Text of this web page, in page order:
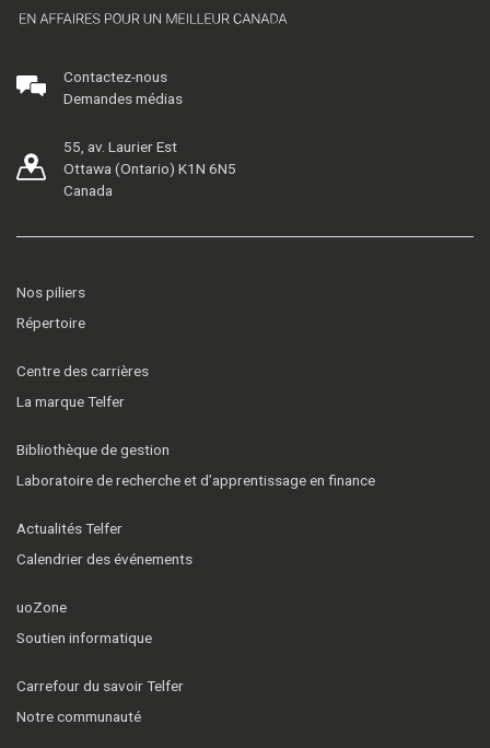
Contactez-nous
Demandes médias
55, av. Laurier Est
Ottawa (Ontario) K1N 6N5
Canada
Nos piliers
Répertoire
Centre des carrières
La marque Telfer
Bibliothèque de gestion
Laboratoire de recherche et d’apprentissage en finance
Actualités Telfer
Calendrier des événements
uoZone
Soutien informatique
Carrefour du savoir Telfer
Notre communauté